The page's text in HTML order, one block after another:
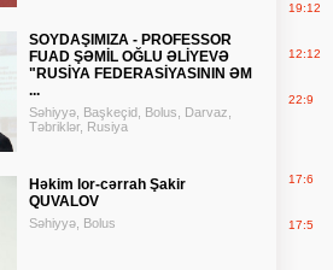
SOYDAŞIMIZA - PROFESSOR
FUAD ŞƏMİL OĞLU ƏLİYEVƏ
"RUSİYA FEDERASİYASININ ƏM
...
Səhiyyə, Başkeçid, Bolus, Darvaz,
Təbriklər, Rusiya
Həkim lor-cərrah Şakir
QUVALOV
Səhiyyə, Bolus
19:12
12:12
22:9
17:6
17:5